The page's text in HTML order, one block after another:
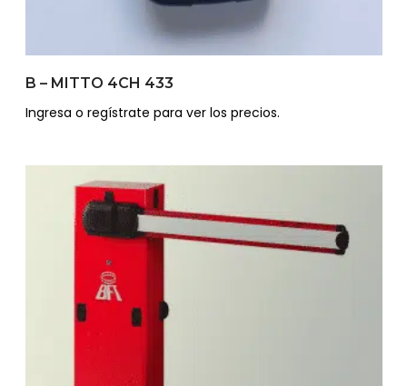
B – MITTO 4CH 433
Ingresa o regístrate para ver los precios.